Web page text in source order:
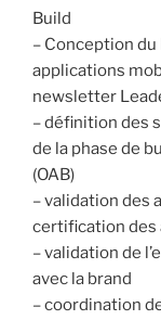
Build
– Conception
applications
newsletter
– définition des
de la phase de
(OAB)
– validation des
certification des
– validation de
avec la brand
– coordination